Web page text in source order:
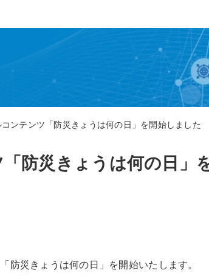
コンテンツ「防災きょうは何の日」を開始しました
防災きょうは何の日」
防災きょうは何の日」を開始いたします。